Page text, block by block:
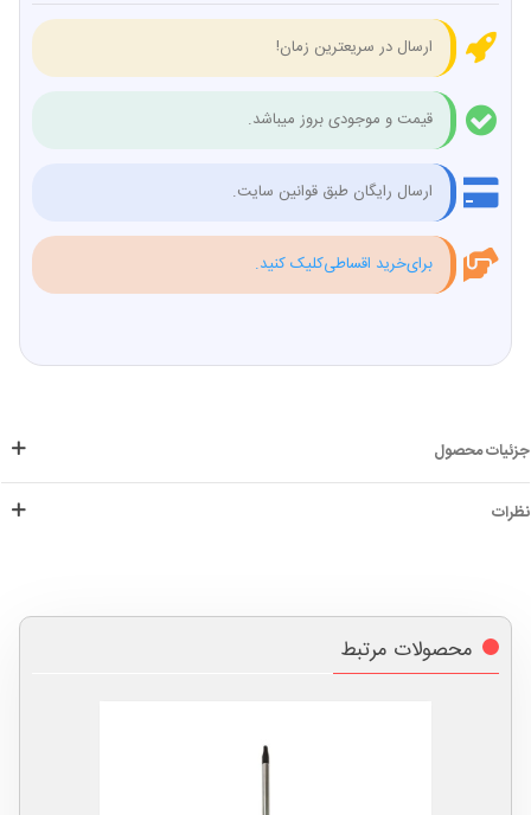
ارسال در سریعترین زمان!
قیمت و موجودی بروز میباشد.
ارسال رایگان طبق قوانین سایت.
برای‌خرید اقساطی‌کلیک کنید.
جزئیات محصول
نظرات
محصولات مرتبط